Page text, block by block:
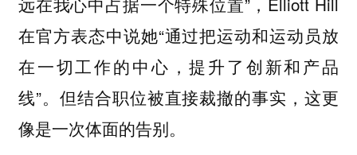
在官方表态中说她“通过把运动和运动员放
在一切工作的中心，提升了创新和产品
线”。但结合职位被直接裁撤的事实，这更
像是一次体面的告别。